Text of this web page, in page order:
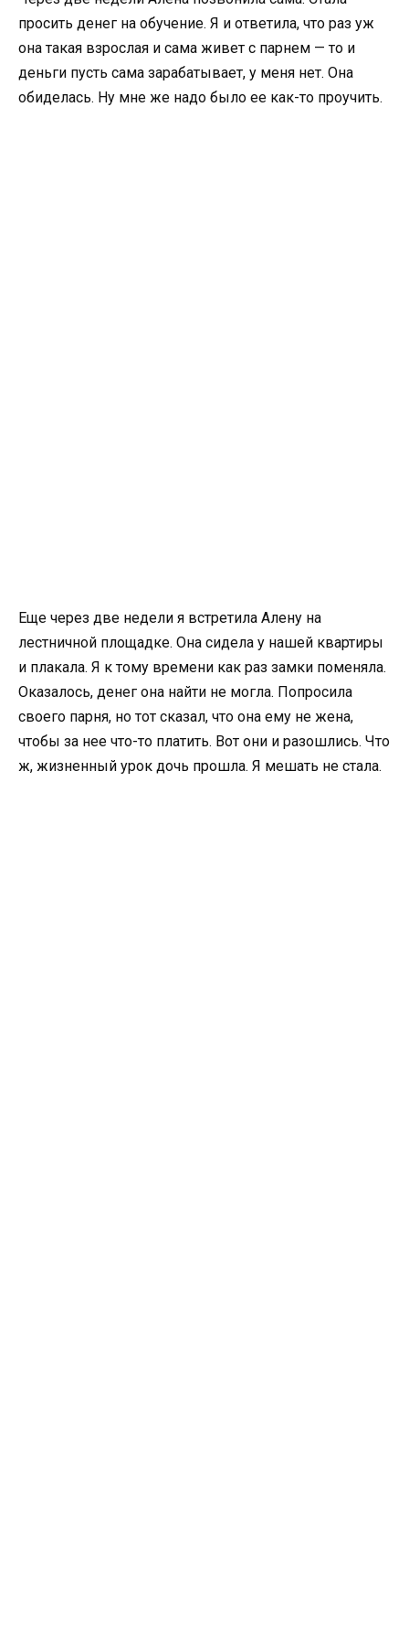
просить денег на обучение. Я и ответила, что раз уж
она такая взрослая и сама живет с парнем — то и
деньги пусть сама зарабатывает, у меня нет. Она
обиделась. Ну мне же надо было ее как-то проучить.
Еще через две недели я встретила Алену на
лестничной площадке. Она сидела у нашей квартиры
и плакала. Я к тому времени как раз замки поменяла.
Оказалось, денег она найти не могла. Попросила
своего парня, но тот сказал, что она ему не жена,
чтобы за нее что-то платить. Вот они и разошлись. Что
ж, жизненный урок дочь прошла. Я мешать не стала.